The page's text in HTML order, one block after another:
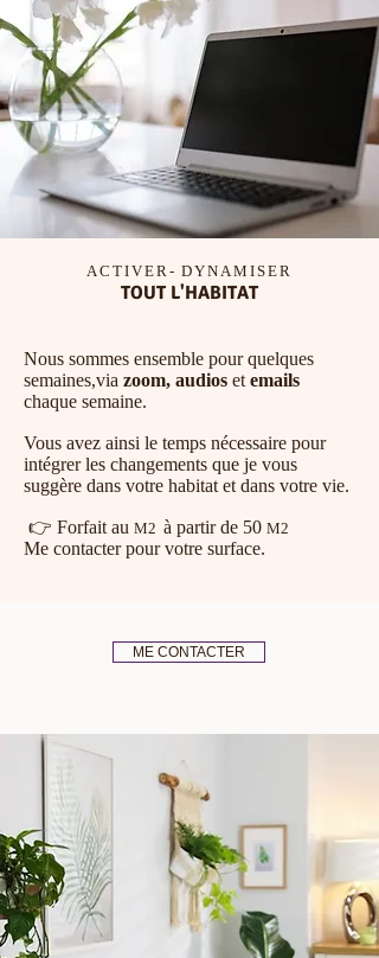
ACTIVER- DYNAMISER
TOUT L'HABITAT
​Nous sommes ensemble pour quelques
semaines,via zoom, audios etemails
chaque semaine.
Vous avez ainsi le temps nécessaire pour
intégrer les changements que je vous
suggère dans votre habitat et dans votre vie.
​​​ 👉 Forfait au M2 à partir de 50 M2
​Me contacter pour votre surface.
ME CONTACTER